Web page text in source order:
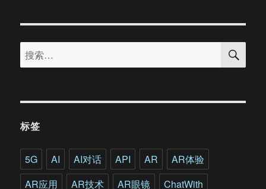
简
Steam
台
搜
索：
搜
标签
5G AI AI对话 API AR
AR体验
AR应用
AR技术 AR眼镜
ChatWith